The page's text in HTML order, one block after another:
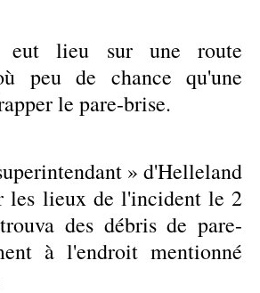
eut lieu sur une route
peu de chance qu'une
le pare-brise.
» d'Helleland
les lieux de l'incident le 2
des débris de pare-
à l'endroit mentionné